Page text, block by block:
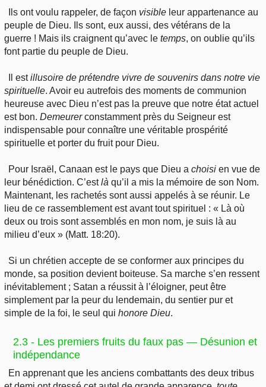
Ils ont voulu rappeler, de façon visible leur appartenance au
peuple de Dieu. Ils sont, eux aussi, des vétérans de la
guerre ! Mais ils craignent qu’avec le temps, on oublie qu’ils
font partie du peuple de Dieu.
Il estillusoire de prétendre vivre de souvenirs dans notre vie
spirituelle. Avoir eu autrefois des moments de communion
heureuse avec Dieu n’est pas la preuve que notre état actuel
est bon. Demeurerconstamment près du Seigneur est
indispensable pour connaître une véritable prospérité
spirituelle et porter du fruit pour Dieu.
Pour Israël, Canaan est le pays que Dieu a choisi en vue de
leur bénédiction. C’estlà qu’il a mis la mémoire de son Nom.
Maintenant, les rachetés sont aussi appelés à se réunir. Le
lieu de ce rassemblement est avant tout spirituel : « Là où
deux ou trois sont assemblés en mon nom, je suis là au
milieu d’eux » (Matt. 18:20).
Si un chrétien accepte de se conformer aux principes du
monde, sa position devient boiteuse. Sa marche s’en ressent
inévitablement ; Satan a réussit à l’éloigner, peut être
simplement par la peur du lendemain, du sentier pur et
simple de la foi, le seul qui honore Dieu.
2.3 - Les premiers fruits du faux pas — Désunion et
indépendance
En apprenant que les anciens combattants des deux tribus